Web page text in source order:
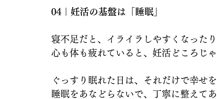
04｜妊活の基盤は「睡眠」
寝不足だと、イライラしやすくなった
心も体も疲れていると、妊活どころじ
ぐっすり眠れた日は、それだけで幸せ
睡眠をあなどらないで、丁寧に整えてあ